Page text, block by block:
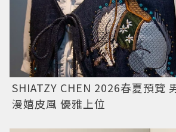
SHIATZY CHEN 2026春夏預覽 男女牛仔混搭浪
漫嬉皮風 優雅上位